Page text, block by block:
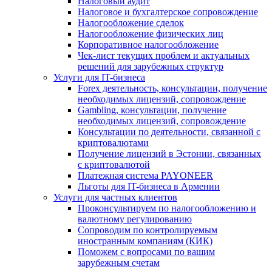
Налоговое и бухгалтерское сопровождение
Налогообложение сделок
Налогообложение физических лиц
Корпоративное налогообложение
Чек-лист текущих проблем и актуальных
решений для зарубежных структур
Услуги для IT-бизнеса
Forex деятельность, консультации, получение
необходимых лицензий, сопровождение
Gambling, консультации, получение
необходимых лицензий, сопровождение
Консультации по деятельности, связанной с
криптовалютами
Получение лицензий в Эстонии, связанных
с криптовалютой
Платежная система PAYONEER
Льготы для IT-бизнеса в Армении
Услуги для частных клиентов
Проконсультируем по налогообложению и
валютному регулированию
Сопроводим по контролируемым
иностранным компаниям (КИК)
Поможем с вопросами по вашим
зарубежным счетам